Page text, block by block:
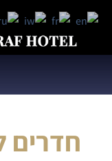
חדרים